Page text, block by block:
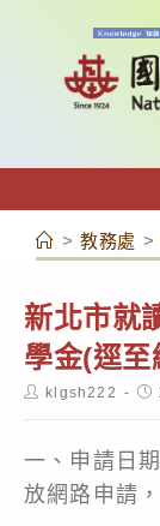
容
> 教務處 >
新北市就
學金(逕至
Postklgsh222
一、申請日
放網路申請